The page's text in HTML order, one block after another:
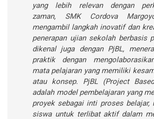
yang lebih relevan dengan
zaman, SMK Cordova
mengambil langkah inovatif dan
penerapan ujian sekolah berbasis
dikenal juga dengan PjBL,
praktik dengan
mata pelajaran yang memiliki
atau konsep. PjBL (Project
adalah model pembelajaran yang
proyek sebagai inti proses belajar,
siswa untuk terlibat aktif dalam